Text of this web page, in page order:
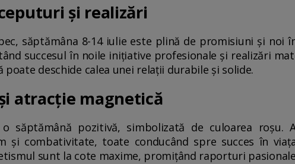
și realizări
săptămâna 8-14 iulie este plină de promisiuni și noi
succesul în noile inițiative profesionale și realizări
poate deschide calea unei relații durabile și solide.
atracție magnetică
săptămână pozitivă, simbolizată de culoarea roșu.
și combativitate, toate conducând spre succes în
sunt la cote maxime, promițând raporturi